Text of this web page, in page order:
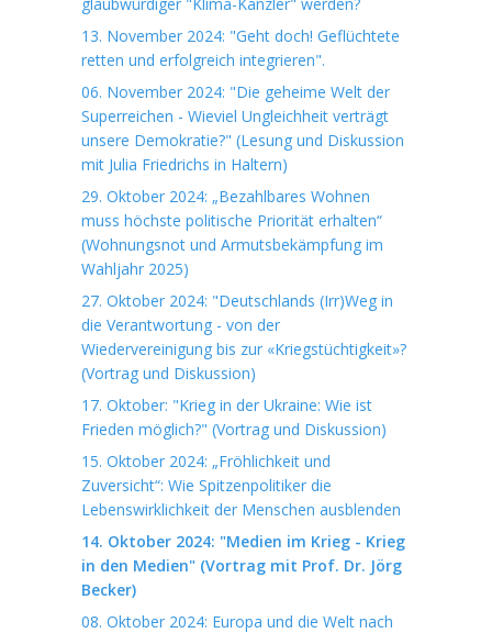
13. November 2024: "Geht doch! Geflüchtete
retten und erfolgreich integrieren".
06. November 2024: "Die geheime Welt der
Superreichen - Wieviel Ungleichheit verträgt
unsere Demokratie?" (Lesung und Diskussion
mit Julia Friedrichs in Haltern)
29. Oktober 2024: „Bezahlbares Wohnen
muss höchste politische Priorität erhalten“
(Wohnungsnot und Armutsbekämpfung im
Wahljahr 2025)
27. Oktober 2024: "Deutschlands (Irr)Weg in
die Verantwortung - von der
Wiedervereinigung bis zur «Kriegstüchtigkeit»?
(Vortrag und Diskussion)
17. Oktober: "Krieg in der Ukraine: Wie ist
Frieden möglich?" (Vortrag und Diskussion)
15. Oktober 2024: „Fröhlichkeit und
Zuversicht“: Wie Spitzenpolitiker die
Lebenswirklichkeit der Menschen ausblenden
14. Oktober 2024: "Medien im Krieg - Krieg
in den Medien" (Vortrag mit Prof. Dr. Jörg
Becker)
08. Oktober 2024: Europa und die Welt nach